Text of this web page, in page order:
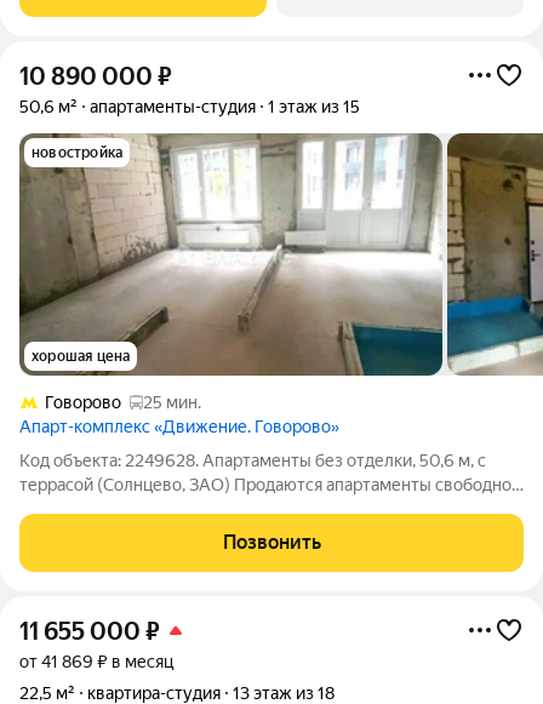
10 890 000 ₽
50,6 м² апартаменты-студия 1 этаж из 15
новостройка
хорошая цена
Говорово
25 мин.
Апарт-комплекс «Движение. Говорово»
Код объекта: 2249628. Апартаменты без отделки, 50,6 м, с
террасой (Солнцево, ЗАО) Продаются апартаменты свободной
перегородок, пространство
Позвонить
11 655 000 ₽
от 41 869 ₽ в месяц
22,5 м²
квартира-студия 13 этаж из 18